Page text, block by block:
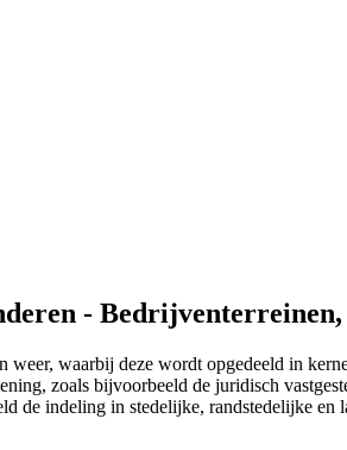
-
waarbij deze wordt opgedeeld in
zoals bijvoorbeeld de juridisch
de indeling in stedelijke, randstedelijke en